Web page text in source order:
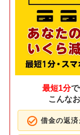
最短1分で
こんな
借金の返